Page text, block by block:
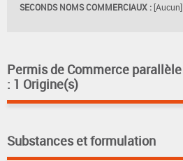
SECONDS NOMS COMMERCIAUX : [Aucun]
Permis de Commerce parallèle
: 1 Origine(s)
Substances et formulation